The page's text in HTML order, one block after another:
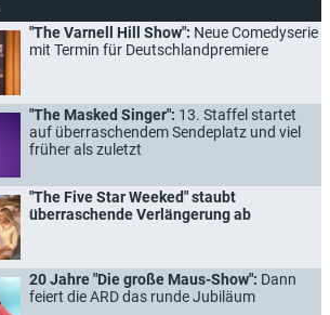
"The Varnell Hill Show": Neue Comedyserie
mit Termin für Deutschlandpremiere
"The Masked Singer": 13. Staffel startet
auf überraschendem Sendeplatz und viel
früher als zuletzt
"The Five Star Weeked" staubt
überraschende Verlängerung ab
20 Jahre "Die große Maus-Show": Dann
feiert die ARD das runde Jubiläum